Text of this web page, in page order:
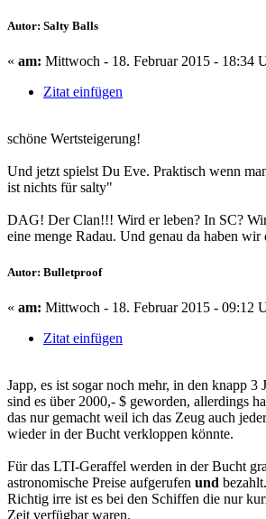
Autor: Salty Balls
« am: Mittwoch - 18. Februar 2015 - 18:34
Zitat einfügen
schöne Wertsteigerung!
Und jetzt spielst Du Eve. Praktisch wenn
ist nichts für salty"
DAG! Der Clan!!! Wird er leben? In SC?
eine menge Radau. Und genau da haben
Autor: Bulletproof
« am: Mittwoch - 18. Februar 2015 - 09:12
Zitat einfügen
Japp, es ist sogar noch mehr, in den knapp 3
sind es über 2000,- $ geworden, allerdings
das nur gemacht weil ich das Zeug auch
wieder in der Bucht verkloppen könnte.
Für das LTI-Geraffel werden in der Bucht
astronomische Preise aufgerufen und bezahlt.
Richtig irre ist es bei den Schiffen die nur
Zeit verfügbar waren.